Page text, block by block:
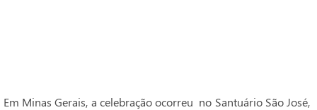
Em Minas Gerais, a celebração ocorreu no Santuário São José,